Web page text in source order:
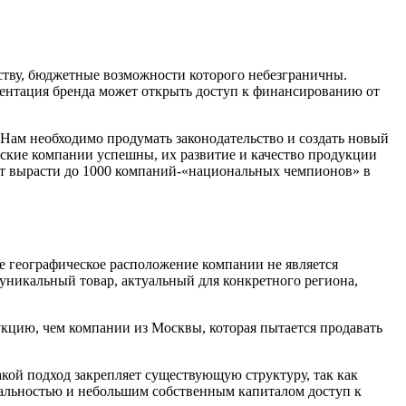
бюджетные возможности которого небезграничны.
бренда может открыть доступ к финансированию от
необходимо продумать законодательство и создать новый
компании успешны, их развитие и качество продукции
вырасти до 1000 компаний-«национальных чемпионов» в
расположение компании не является
товар, актуальный для конкретного региона,
чем компании из Москвы, которая пытается продавать
подход закрепляет существующую структуру, так как
и небольшим собственным капиталом доступ к